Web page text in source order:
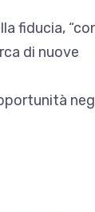
fiducia,
di nuove